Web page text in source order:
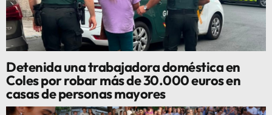
Detenida una trabajadora doméstica en
Coles por robar más de 30.000 euros en
casas de personas mayores